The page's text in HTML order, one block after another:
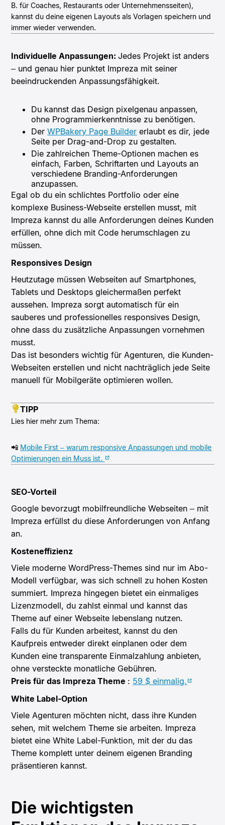
B. für Coaches, Restaurants oder Unternehmensseiten),
kannst du deine eigenen Layouts als Vorlagen speichern und
immer wieder verwenden.
Individuelle Anpassungen:Jedes Projekt ist anders
– und genau hier punktet Impreza mit seiner
beeindruckenden Anpassungsfähigkeit.
Du kannst das Design pixelgenau anpassen,
ohne Programmierkenntnisse zu benötigen.
DerWPBakery Page Builder erlaubt es dir, jede
Seite per Drag-and-Drop zu gestalten.
Die zahlreichen Theme-Optionen machen es
einfach, Farben, Schriftarten und Layouts an
verschiedene Branding-Anforderungen
anzupassen.
Egal ob du ein schlichtes Portfolio oder eine
komplexe Business-Webseite erstellen musst, mit
Impreza kannst du alle Anforderungen deines Kunden
erfüllen, ohne dich mit Code herumschlagen zu
müssen.
Responsives Design
Heutzutage müssen Webseiten auf Smartphones,
Tablets und Desktops gleichermaßen perfekt
aussehen. Impreza sorgt automatisch für ein
sauberes und professionelles responsives Design,
ohne dass du zusätzliche Anpassungen vornehmen
musst.
Das ist besonders wichtig für Agenturen, die Kunden-
Webseiten erstellen und nicht nachträglich jede Seite
manuell für Mobilgeräte optimieren wollen.
TIPP
Lies hier mehr zum Thema:
📲 Mobile First – warum responsive Anpassungen und mobile
Optimierungen ein Muss ist.
SEO-Vorteil
Google bevorzugt mobilfreundliche Webseiten – mit
Impreza erfüllst du diese Anforderungen von Anfang
an.
Kosteneffizienz
Viele moderne WordPress-Themes sind nur im Abo-
Modell verfügbar, was sich schnell zu hohen Kosten
summiert. Impreza hingegen bietet ein einmaliges
Lizenzmodell, du zahlst einmal und kannst das
Theme auf einer Webseite lebenslang nutzen.
Falls du für Kunden arbeitest, kannst du den
Kaufpreis entweder direkt einplanen oder dem
Kunden eine transparente Einmalzahlung anbieten,
ohne versteckte monatliche Gebühren.
Preis für das Impreza Theme : 59 $ einmalig.
White Label-Option
Viele Agenturen möchten nicht, dass ihre Kunden
sehen, mit welchem Theme sie arbeiten. Impreza
bietet eine White Label-Funktion, mit der du das
Theme komplett unter deinem eigenen Branding
präsentieren kannst.
Die wichtigsten